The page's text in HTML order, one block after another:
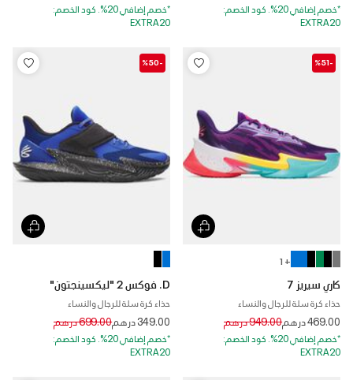
*خصم إضافي 20%. كود الخصم:
EXTRA20
*خصم إضافي 20%. كود الخصم:
EXTRA20
-%51
+ 1
كاري سيريز 7
حذاء كرة سلة للرجال والنساء
469.00 درهم Price reduced from
949.00 درهم to
*خصم إضافي 20%. كود الخصم:
EXTRA20
-%50
D. فوكس 2 "ليكسينجتون"
حذاء كرة سلة للرجال والنساء
349.00 درهم Price reduced from
699.00 درهم to
*خصم إضافي 20%. كود الخصم:
EXTRA20